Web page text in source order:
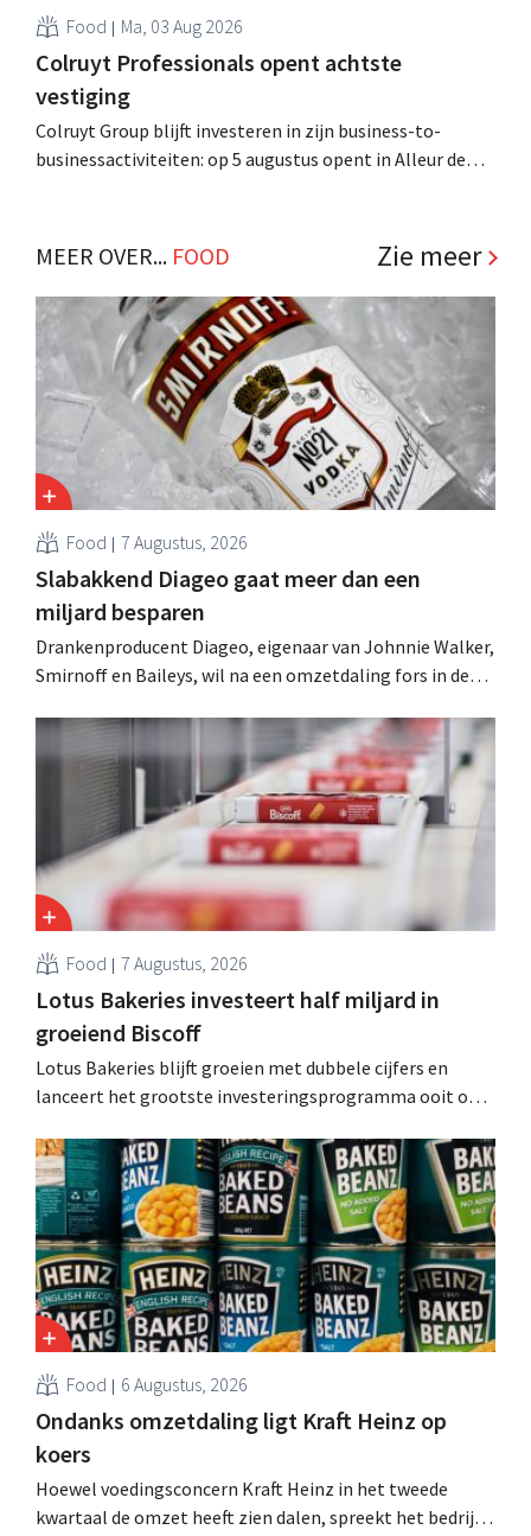
Food Ma, 03 Aug 2026
Colruyt Professionals opent achtste
vestiging
Colruyt Group blijft investeren in zijn business-to-
businessactiviteiten: op 5 augustus opent in Alleur de
klanten. .
MEER OVER... FOOD Zie meer
Food 7 Augustus, 2026
Slabakkend Diageo gaat meer dan een
miljard besparen
Drankenproducent Diageo, eigenaar van Johnnie Walker,
Smirnoff en Baileys, wil na een omzetdaling fors in de
andere Guiness en voorgemixte cocktails.
Food 7 Augustus, 2026
Lotus Bakeries investeert half miljard in
groeiend Biscoff
Lotus Bakeries blijft groeien met dubbele cijfers en
lanceert het grootste investeringsprogramma ooit om
moeten dit momentum grijpen”.
Food 6 Augustus, 2026
Ondanks omzetdaling ligt Kraft Heinz op
koers
Hoewel voedingsconcern Kraft Heinz in het tweede
kwartaal de omzet heeft zien dalen, spreekt het bedrijf